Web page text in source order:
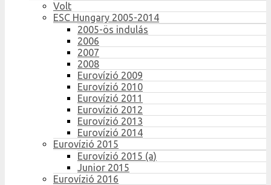
Volt
ESC Hungary 2005-2014
2005-ös indulás
2006
2007
2008
Eurovízió 2009
Eurovízió 2010
Eurovízió 2011
Eurovízió 2012
Eurovízió 2013
Eurovízió 2014
Eurovízió 2015
Eurovízió 2015 (a)
Junior 2015
Eurovízió 2016